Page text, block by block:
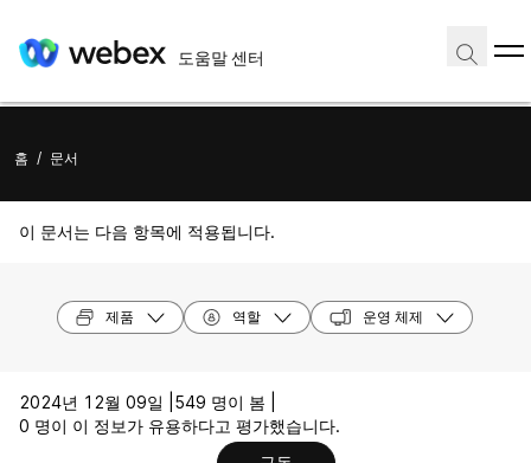
도움말 센터
홈 / 문서
이 문서는 다음 항목에 적용됩니다.
제품 역할 운영 체제
2024년 12월 09일 | 549 명이 봄 |
0 명이 이 정보가 유용하다고 평가했습니다.